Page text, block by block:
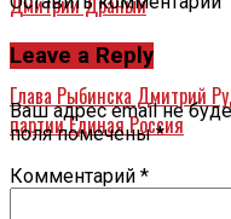
Назад
Глава Рыбинска Дмитрий
партии Единая Россия
Leave a Reply
Ваш адрес email не
поля помечены*
Комментарий *